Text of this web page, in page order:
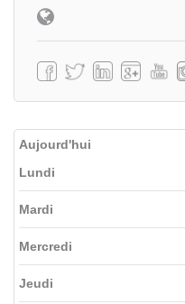
Aujourd'hui
Lundi
Mardi
Mercredi
Jeudi